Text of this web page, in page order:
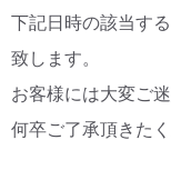
下記日時の該当す
致します。
お客様には大変ご
何卒ご了承頂きた